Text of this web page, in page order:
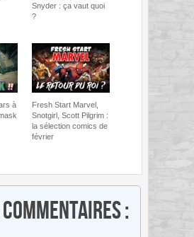
Snyder : ça vaut quoi
?
à
Fresh Start Marvel,
Snotgirl, Scott Pilgrim :
la sélection comics de
février
: